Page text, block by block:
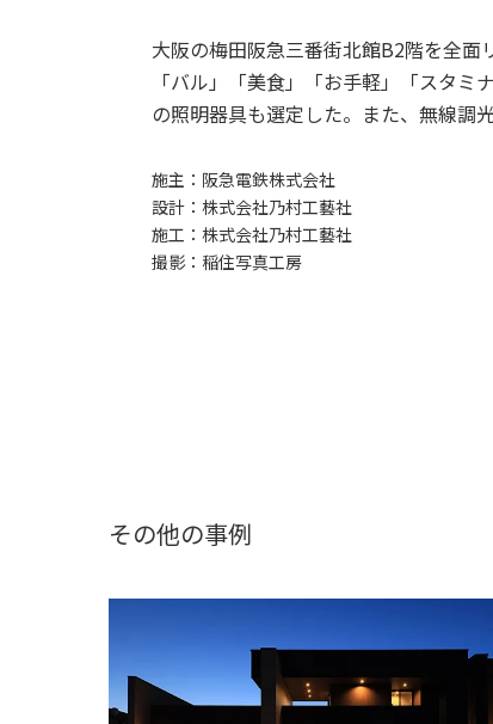
大阪の梅田阪急三番街北館B2階を全面
「バル」「美食」「お手軽」「スタ
の照明器具も選定した。また、無線調
施主： 阪急電鉄株式会社
設計： 株式会社乃村工藝社
施工： 株式会社乃村工藝社
撮影： 稲住写真工房
その他の事例